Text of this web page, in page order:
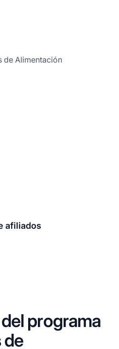
de Alimentación
afiliados
programa
de